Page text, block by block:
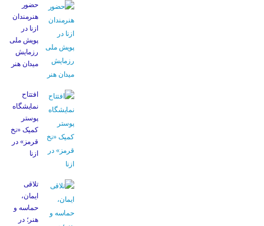
حضور
هنرمندان
ازنا در
پویش ملی
رزمایش
میدان هنر
افتتاح
نمایشگاه
پوستر
کمیک «نخ
قرمز» در
ازنا
تلاقی
ایمان،
حماسه و
هنر؛ در